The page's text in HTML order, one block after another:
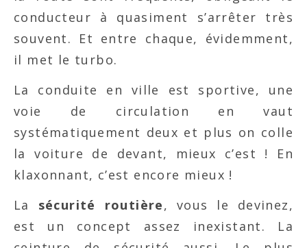
conducteur à quasiment s’arrêter très
souvent. Et entre chaque, évidemment,
il met le turbo.
La conduite en ville est sportive, une
voie de circulation en vaut
systématiquement deux et plus on colle
la voiture de devant, mieux c’est ! En
klaxonnant, c’est encore mieux !
La sécurité routière, vous le devinez,
est un concept assez inexistant. La